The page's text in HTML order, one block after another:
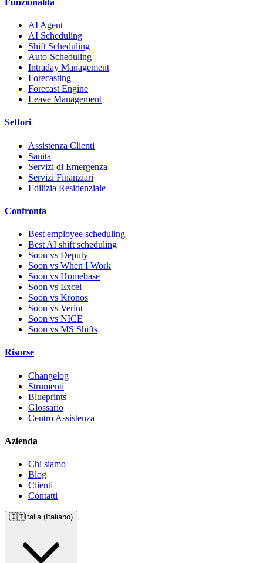
AI Agent
AI Scheduling
Shift Scheduling
Auto-Scheduling
Intraday Management
Forecasting
Forecast Engine
Leave Management
Settori
Assistenza Clienti
Sanita
Servizi di Emergenza
Servizi Finanziari
Edilizia Residenziale
Confronta
Best employee scheduling
Best AI shift scheduling
Soon vs Deputy
Soon vs When I Work
Soon vs Homebase
Soon vs Excel
Soon vs Kronos
Soon vs Verint
Soon vs NICE
Soon vs MS Shifts
Risorse
Changelog
Strumenti
Blueprints
Glossario
Centro Assistenza
Azienda
Chi siamo
Blog
Clienti
Contatti
🇮🇹Italia (Italiano)